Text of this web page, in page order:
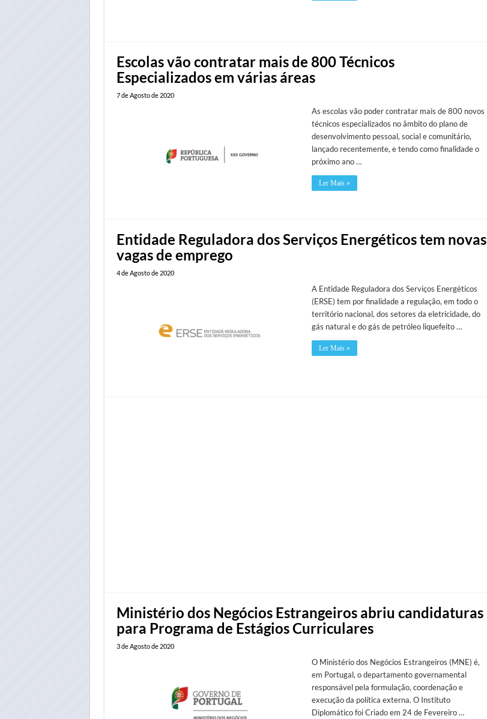
Escolas vão contratar mais de 800 Técnicos
Especializados em várias áreas
7 de Agosto de 2020
As escolas vão poder contratar mais de 800 novos
técnicos especializados no âmbito do plano de
desenvolvimento pessoal, social e comunitário,
lançado recentemente, e tendo como finalidade o
próximo ano …
Ler Mais »
Entidade Reguladora dos Serviços Energéticos tem novas
vagas de emprego
4 de Agosto de 2020
A Entidade Reguladora dos Serviços Energéticos
(ERSE) tem por finalidade a regulação, em todo o
território nacional, dos setores da eletricidade, do
gás natural e do gás de petróleo liquefeito …
Ler Mais »
Ministério dos Negócios Estrangeiros abriu candidaturas
para Programa de Estágios Curriculares
3 de Agosto de 2020
O Ministério dos Negócios Estrangeiros (MNE) é,
em Portugal, o departamento governamental
responsável pela formulação, coordenação e
execução da política externa. O Instituto
Diplomático foi Criado em 24 de Fevereiro …